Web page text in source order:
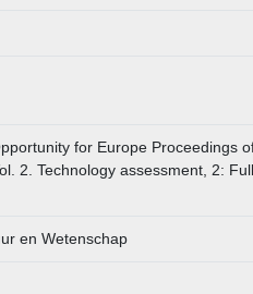
for Europe Proceedings
2. Technology assessment, 2:
en Wetenschap